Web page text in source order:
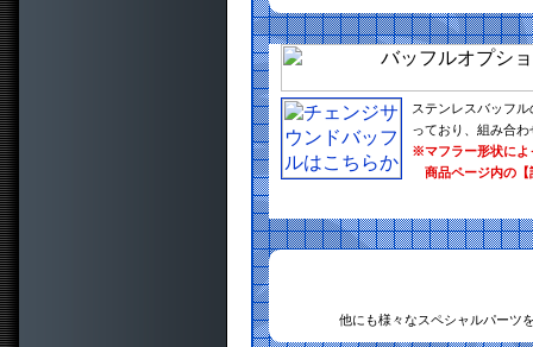
ステンレスバッフ
っており、組み合
※マフラー形状によ
商品ページ内の【
他にも様々なスペシャルパーツ